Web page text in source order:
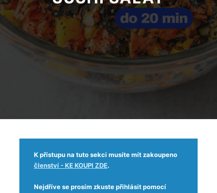
K přístupu na tuto sekci musíte mít zakoupeno
členství - KE KOUPI ZDE.
Nejdříve se prosím zkuste přihlásit pomocí